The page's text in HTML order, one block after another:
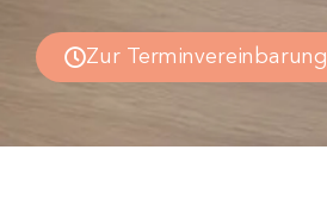
Zur Terminvereinbarung